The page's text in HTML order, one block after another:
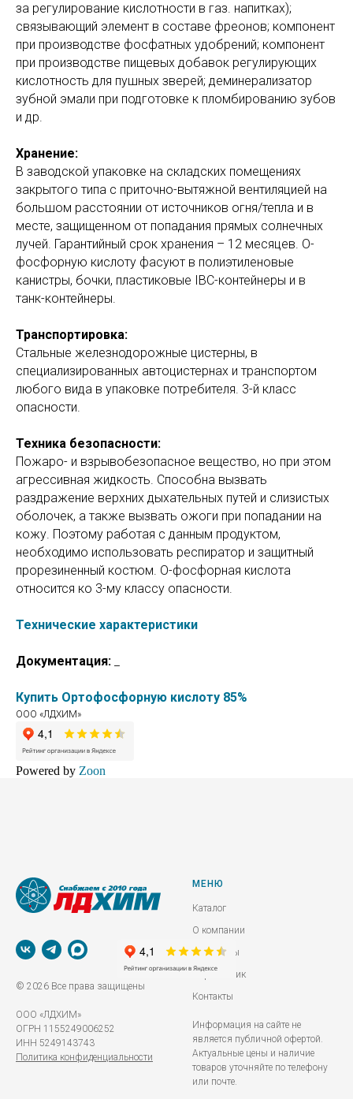
за регулирование кислотности в газ. напитках);
связывающий элемент в составе фреонов; компонент
при производстве фосфатных удобрений; компонент
при производстве пищевых добавок регулирующих
кислотность для пушных зверей; деминерализатор
зубной эмали при подготовке к пломбированию зубов
и др.
Хранение:
В заводской упаковке на складских помещениях
закрытого типа с приточно-вытяжной вентиляцией на
большом расстоянии от источников огня/тепла и в
месте, защищенном от попадания прямых солнечных
лучей. Гарантийный срок хранения – 12 месяцев. О-
фосфорную кислоту фасуют в полиэтиленовые
канистры, бочки, пластиковые IBC-контейнеры и в
танк-контейнеры.
Транспортировка:
Стальные железнодорожные цистерны, в
специализированных автоцистернах и транспортом
любого вида в упаковке потребителя. 3-й класс
опасности.
Техника безопасности:
Пожаро- и взрывобезопасное вещество, но при этом
агрессивная жидкость. Способна вызвать
раздражение верхних дыхательных путей и слизистых
оболочек, а также вызвать ожоги при попадании на
кожу. Поэтому работая с данным продуктом,
необходимо использовать респиратор и защитный
прорезиненный костюм. О-фосфорная кислота
относится ко 3-му классу опасности.
Технические характеристики
Документация:
Купить Ортофосфорную кислоту 85%
ООО «ЛДХИМ»
Powered by Zoon
© 2026 Все права защищены
ООО «ЛДХИМ»
ОГРН 1155249006252
ИНН 5249143743
Политика конфиденциальности
МЕНЮ
Каталог
О компании
Реквизиты
Справочник
Контакты
Информация на сайте не
является публичной офертой.
Актуальные цены и наличие
товаров уточняйте по телефону
или почте.